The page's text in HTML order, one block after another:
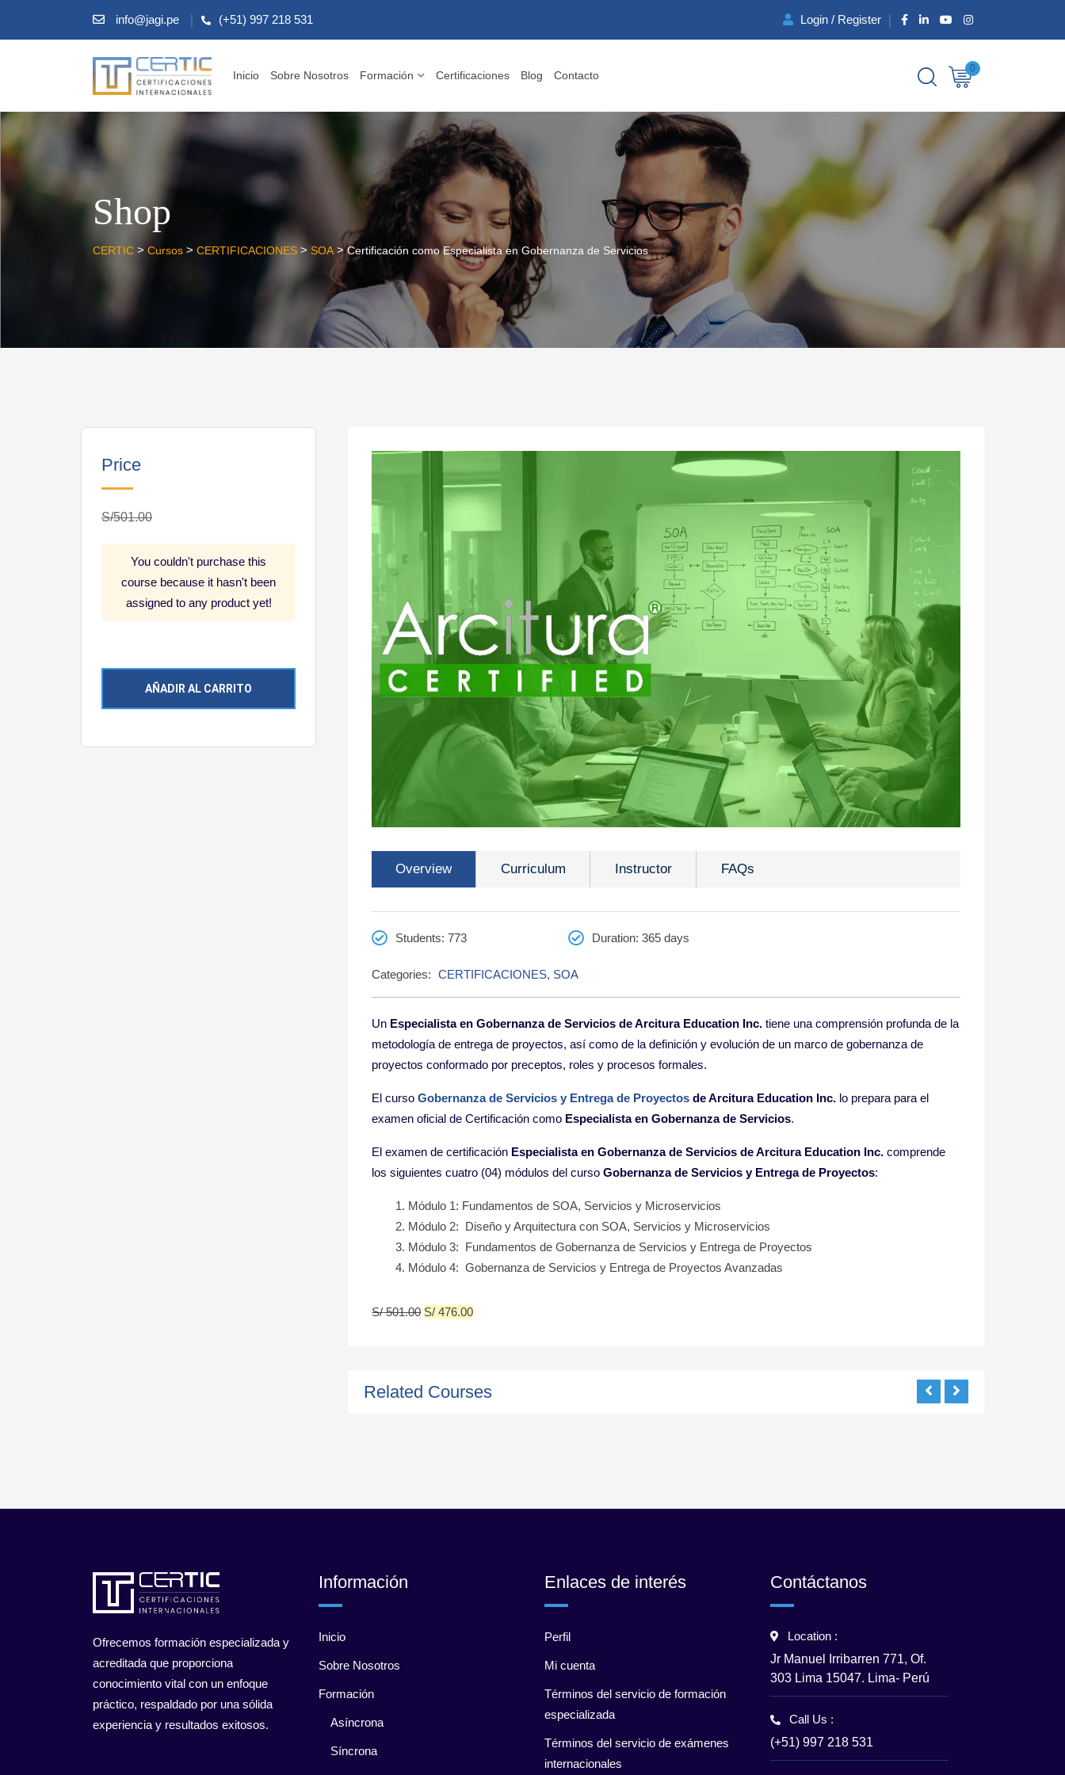
info@jagi.pe (+51) 997 218 531 Login / Register
Inicio Sobre Nosotros Formación Certificaciones Blog Contacto
0
Shop
CERTIC > Cursos > CERTIFICACIONES > SOA >Certificación como Especialista en Gobernanza de Servicios
Overview Curriculum Instructor FAQs
Students: 773 Duration: 365 days
Categories: CERTIFICACIONES, SOA
Un Especialista en Gobernanza de Servicios de Arcitura Education Inc. tiene una comprensión profunda de la
metodologíade entrega de proyectos, así como de la definición yevolución de un marco de gobernanza de
proyectosconformado por preceptos, roles y procesos formales.
El cursoGobernanza de Servicios y Entrega de Proyectosde Arcitura Education Inc. lo prepara parael
examen oficial de Certificación como Especialista en Gobernanza de Servicios.
El examen de certificación Especialista en Gobernanza de Servicios de Arcitura Education Inc.comprende
los siguientes cuatro (04) módulos del cursoGobernanza de Servicios y Entrega de Proyectos:
Módulo 1: Fundamentos de SOA, Servicios y Microservicios
Módulo 2: Diseño y Arquitecturacon SOA, Servicios y Microservicios
Módulo 3: Fundamentos deGobernanza de Serviciosy Entrega de Proyectos
Módulo 4:Gobernanza de Servicios y Entrega de ProyectosAvanzadas
S/501.00 S/ 476.00
Related Courses
Price
S/501.00
You couldn't purchase this
course because it hasn't been
assigned to any product yet!
AÑADIR AL CARRITO
Ofrecemos formación especializada y
acreditada que proporciona
conocimiento vital con un enfoque
práctico, respaldado por una sólida
experiencia y resultados exitosos.
Información
Inicio
Sobre Nosotros
Formación
Asíncrona
Síncrona
Enlaces de interés
Perfil
Mi cuenta
Términos del servicio de formación
especializada
Términos del servicio de exámenes
internacionales
Contáctanos
Location :
Jr Manuel Irribarren 771, Of.
303 Lima 15047. Lima- Perú
Call Us :
(+51) 997 218 531